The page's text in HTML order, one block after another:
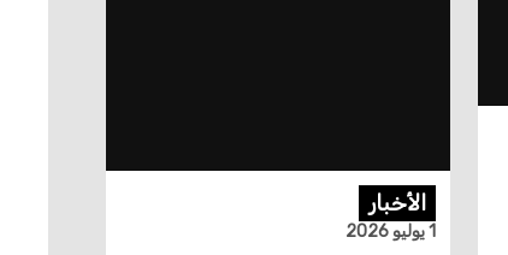
الأخبار
1 يوليو 2026